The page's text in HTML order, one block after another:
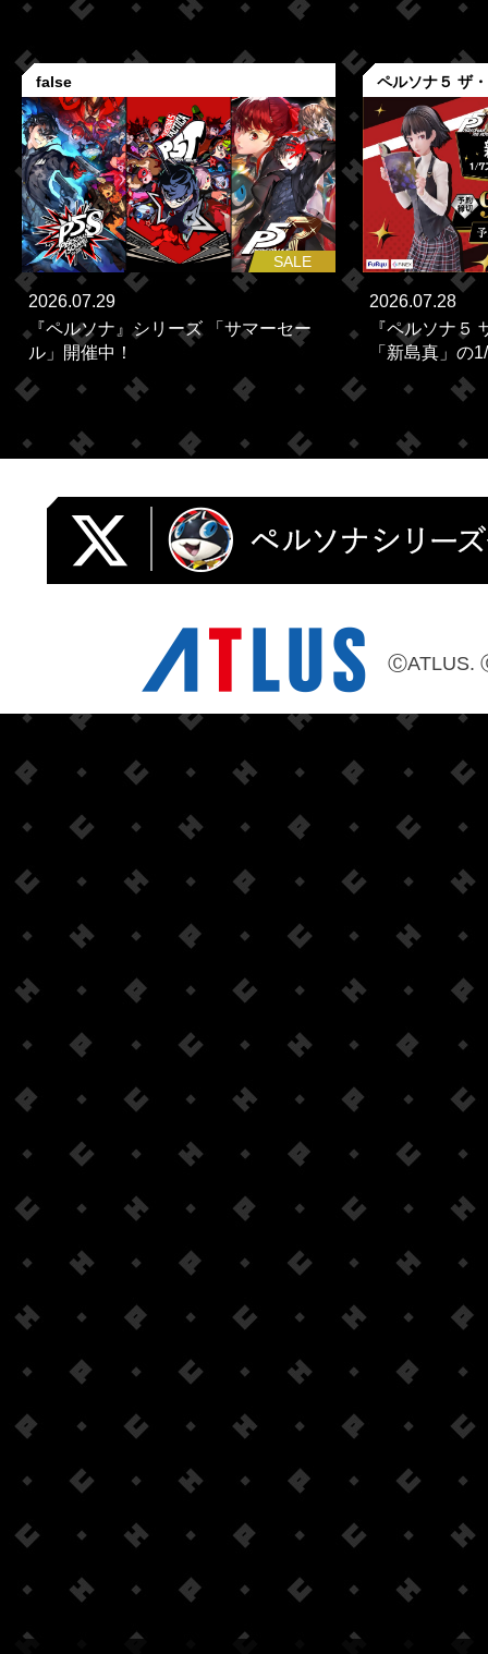
false
SALE
2026.07.29
『ペルソナ』シリーズ 「サマーセー
ル」開催中！
ペルソナ５ ザ
2026.07.28
『ペルソナ５
「新島真」の
ⒸATLUS.